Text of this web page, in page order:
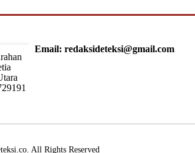
Email: redaksideteksi@gmail.com
All Rights Reserved